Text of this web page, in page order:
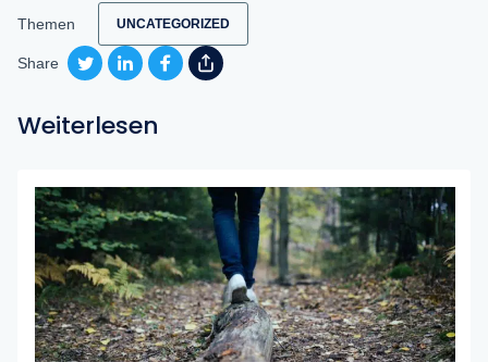
Themen UNCATEGORIZED
Share
Weiterlesen